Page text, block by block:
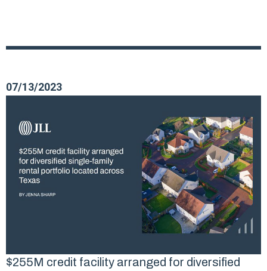
07/13/2023
$255M credit facility arranged for diversified